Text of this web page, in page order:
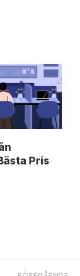
Pris